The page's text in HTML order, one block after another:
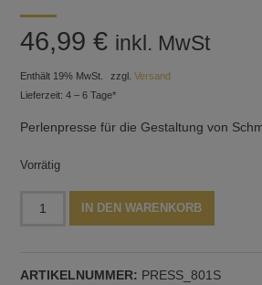
46,99€ inkl. MwSt
Enthält 19% MwSt. zzgl.Versand
Lieferzeit: 4 – 6 Tage*
Perlenpresse für die Gestaltung von
Vorrätig
Nr.
IN DEN WARENKORB
ARTIKELNUMMER: PRESS_801S